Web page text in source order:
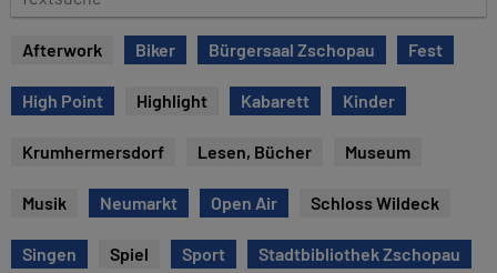
e
s
u
Afterwork Biker Bürgersaal Zschopau Fest
High Point Highlight Kabarett Kinder
Krumhermersdorf Lesen, Bücher Museum
Musik Neumarkt Open Air Schloss Wildeck
Singen Spiel Sport Stadtbibliothek Zschopau